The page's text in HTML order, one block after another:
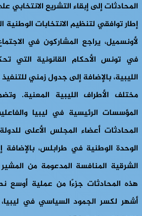
المحادثات إلى إبقاء التشريع الانتخابي
إطار توافقي لتنظيم الانتخابات الوطنية
في تونس الأحكام القانونية التي
الليبية، بالإضافة إلى جدول زمني
مختلف الأطراف الليبية المعنية.
المؤسسات الرئيسية في ليبيا
المحادثات أعضاء المجلس الأعلى
الوحدة الوطنية في طرابلس، بالإضافة
الشرقية المنافسة المدعومة من
هذه المحادثات جزءًا من عملية أوسع
أشهر لكسر الجمود السياسي في